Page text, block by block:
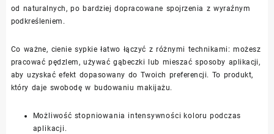
od naturalnych, po bardziej dopracowane spojrzenia z wyraźnym
podkreśleniem.
Co ważne, cienie sypkie łatwo łączyć z różnymi technikami: możesz
pracować pędzlem, używać gąbeczki lub mieszać sposoby aplikacji,
aby uzyskać efekt dopasowany do Twoich preferencji. To produkt,
który daje swobodę w budowaniu makijażu.
Możliwość stopniowania intensywności koloru podczas
aplikacji.